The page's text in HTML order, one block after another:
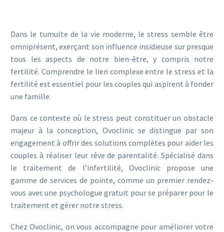
Dans le tumulte de la vie moderne, le stress semble être
omniprésent, exerçant son influence insidieuse sur presque
tous les aspects de notre bien-être, y compris notre
fertilité. Comprendre le lien complexe entre le stress et la
fertilité est essentiel pour les couples qui aspirent à fonder
une famille.
Dans ce contexte où le stress peut constituer un obstacle
majeur à la conception, Ovoclinic se distingue par son
engagement à offrir des solutions complètes pour aider les
couples à réaliser leur rêve de parentalité. Spécialisé dans
le traitement de l’infertilité, Ovoclinic propose une
gamme de services de pointe, comme un premier rendez-
vous avec une psychologue gratuit pour se préparer pour le
traitement et gérer notre stress.
Chez Ovoclinic, on vous accompagne pour améliorer votre